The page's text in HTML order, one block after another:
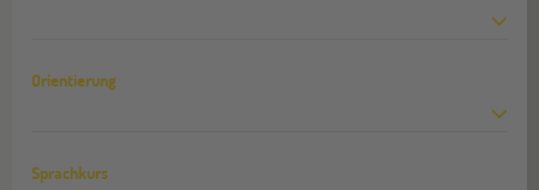
Orientierung
Sprachkurs